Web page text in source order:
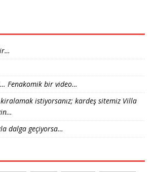
Fenakomik bir video…
istiyorsanız; kardeş sitemiz Villa
dalga geçiyorsa…